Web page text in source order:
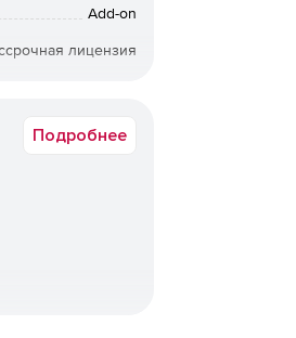
Add-on
лицензия
Подробнее